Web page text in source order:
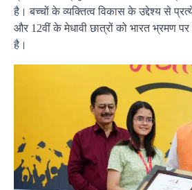
है। बच्चों के व्यक्तित्व विकास के उद्देश्य से
और 12वीं के मेधावी छात्रों को भारत भ्रमण
है।